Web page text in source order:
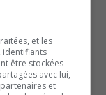
à la meilleure
en temps
et les
identifiants
être stockées
avec lui,
et